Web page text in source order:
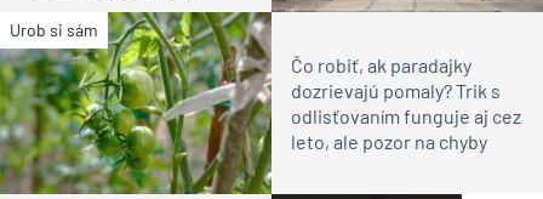
Urob si sám
Čo robiť, ak paradajky
dozrievajú pomaly? Trik s
odlisťovaním funguje aj cez
leto, ale pozor na chyby